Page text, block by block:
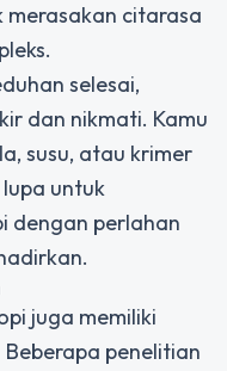
merasakan citarasa
selesai,
dan nikmati. Kamu
susu, atau krimer
untuk
dengan perlahan
juga memiliki
penelitian